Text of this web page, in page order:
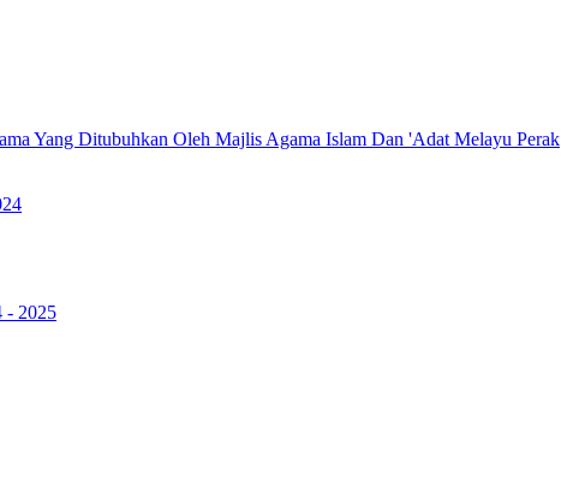
Yang Ditubuhkan Oleh Majlis Agama Islam Dan 'Adat Melayu Perak
- 2025